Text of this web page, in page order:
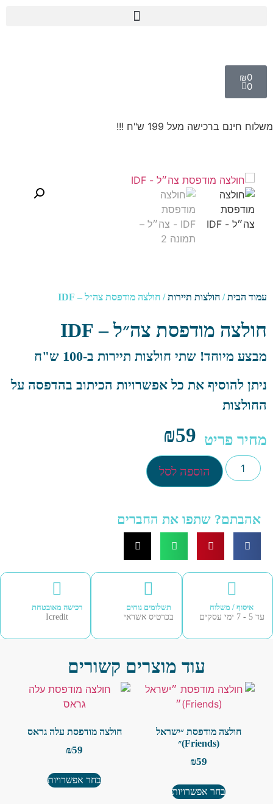
₪0
0
משלוח חינם ברכישה מעל 199 ש"ח !!!
עמוד הבית/ חולצות תיירות/ חולצה מודפסת צה״ל – IDF
חולצה מודפסת צה״ל – IDF
מבצע מיוחד! שתי חולצות תיירות ב-100 ש"ח
ניתן להוסיף את כל אפשרויות הכיתוב בהדפסה על
החולצות
מחיר פריט ₪59
הוספה לסל
אהבתם? שתפו את החברים
רכישה מאובטחת
Icredit
תשלומים נוחים
בכרטיס אשראי
איסוף / משלוח
עד 5 - 7 ימי עסקים
עוד מוצרים קשורים
חולצה מודפסת ״ישראל
(Friends)״
₪59
בחר אפשרויות
חולצה מודפסת עלה גראס
₪59
בחר אפשרויות